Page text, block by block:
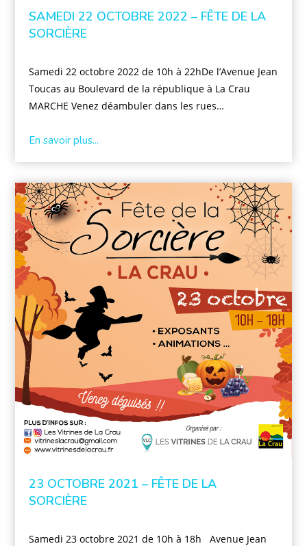
SAMEDI 22 OCTOBRE 2022 – FÊTE DE LA
SORCIÈRE
Samedi 22 octobre 2022 de 10h à 22hDe l’Avenue Jean
Toucas au Boulevard de la république à La Crau
MARCHE Venez déambuler dans les rues…
En savoir plus...
23 OCTOBRE 2021 – FÊTE DE LA
SORCIÈRE
Samedi 23 octobre 2021 de 10h à 18h Avenue Jean